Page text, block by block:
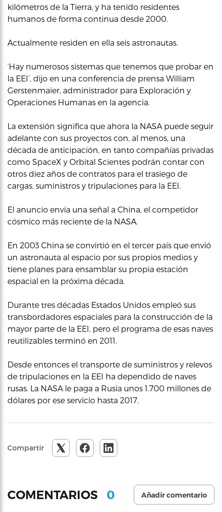
kilómetros de la Tierra, y ha tenido residentes
humanos de forma continua desde 2000.
Actualmente residen en ella seis astronautas.
‘Hay numerosos sistemas que tenemos que probar en
la EEI’, dijo en una conferencia de prensa William
Gerstenmaier, administrador para Exploración y
Operaciones Humanas en la agencia.
La extensión significa que ahora la NASA puede seguir
adelante con sus proyectos con, al menos, una
década de anticipación, en tanto compañías privadas
como SpaceX y Orbital Scientes podrán contar con
otros diez años de contratos para el trasiego de
cargas, suministros y tripulaciones para la EEI.
El anuncio envía una señal a China, el competidor
cósmico más reciente de la NASA.
En 2003 China se convirtió en el tercer país que envió
un astronauta al espacio por sus propios medios y
tiene planes para ensamblar su propia estación
espacial en la próxima década.
Durante tres décadas Estados Unidos empleó sus
transbordadores espaciales para la construcción de la
mayor parte de la EEI, pero el programa de esas naves
reutilizables terminó en 2011.
Desde entonces el transporte de suministros y relevos
de tripulaciones en la EEI ha dependido de naves
rusas. La NASA le paga a Rusia unos 1.700 millones de
dólares por ese servicio hasta 2017.
Compartir
COMENTARIOS 0 Añadir comentario